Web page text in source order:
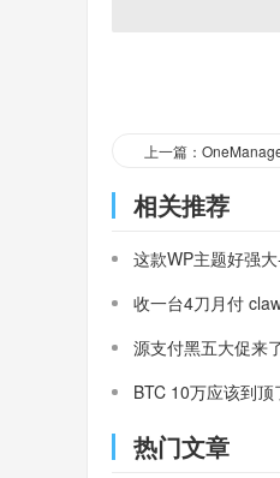
上一篇：
相关推荐
这款WP主题好强
收一台4刀月付
源支付黑五大促来
BTC 10万应该到
热门文章